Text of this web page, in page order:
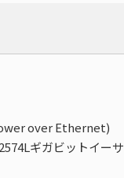
over Ethernet)
ギガビットイーサ